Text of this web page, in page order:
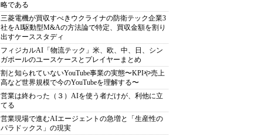
略である
三菱電機が買収すべきウクライナの防衛テック企業3
社をAI駆動型M&Aの方法論で特定、買収金額を割り
出すケーススタディ
フィジカルAI「物流テック」米、欧、中、日、シン
ガポールのユースケースとプレイヤーまとめ
割と知られていないYouTube事業の実態〜KPIや売上
高など世界規模で今のYouTubeを理解する〜
営業は終わった（３）AIを使う者だけが、利他に立
てる
営業現場で進むAIエージェントの急増と「生産性の
パラドックス」の現実